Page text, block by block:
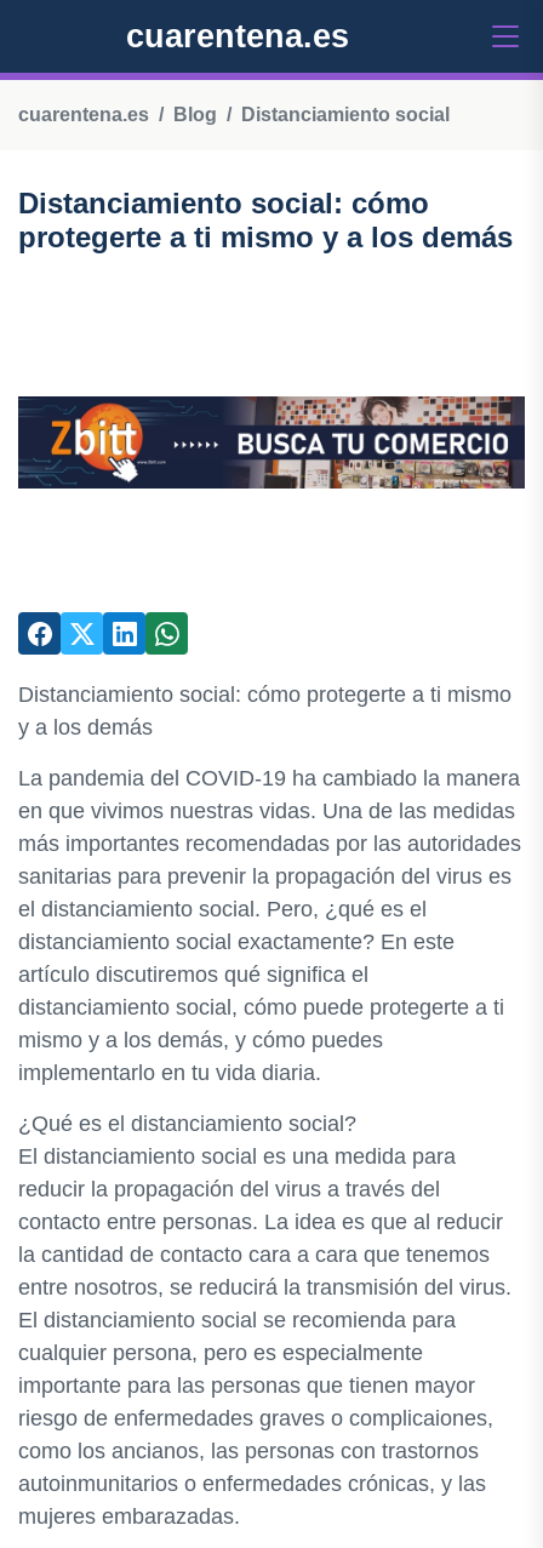
cuarentena.es
cuarentena.es Blog Distanciamiento social
Distanciamiento social: cómo
protegerte a ti mismo y a los demás
Distanciamiento social: cómo protegerte a ti mismo
y a los demás
La pandemia del COVID-19 ha cambiado la manera
en que vivimos nuestras vidas. Una de las medidas
más importantes recomendadas por las autoridades
sanitarias para prevenir la propagación del virus es
el distanciamiento social. Pero, ¿qué es el
distanciamiento social exactamente? En este
artículo discutiremos qué significa el
distanciamiento social, cómo puede protegerte a ti
mismo y a los demás, y cómo puedes
implementarlo en tu vida diaria.
¿Qué es el distanciamiento social?
El distanciamiento social es una medida para
reducir la propagación del virus a través del
contacto entre personas. La idea es que al reducir
la cantidad de contacto cara a cara que tenemos
entre nosotros, se reducirá la transmisión del virus.
El distanciamiento social se recomienda para
cualquier persona, pero es especialmente
importante para las personas que tienen mayor
riesgo de enfermedades graves o complicaiones,
como los ancianos, las personas con trastornos
autoinmunitarios o enfermedades crónicas, y las
mujeres embarazadas.